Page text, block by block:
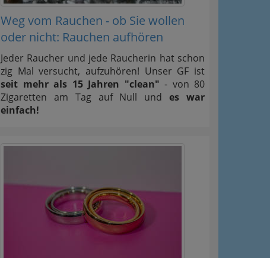
Weg vom Rauchen - ob Sie wollen
oder nicht: Rauchen aufhören
Jeder Raucher und jede Raucherin hat schon
zig Mal versucht, aufzuhören! Unser GF ist
seit mehr als 15 Jahren "clean" - von 80
Zigaretten am Tag auf Null undes war
einfach!